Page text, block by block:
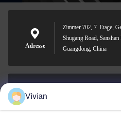
Adresse
Zimmer 702, 7. Etage,
Shugang Road,
Guangdong, China
Vivian